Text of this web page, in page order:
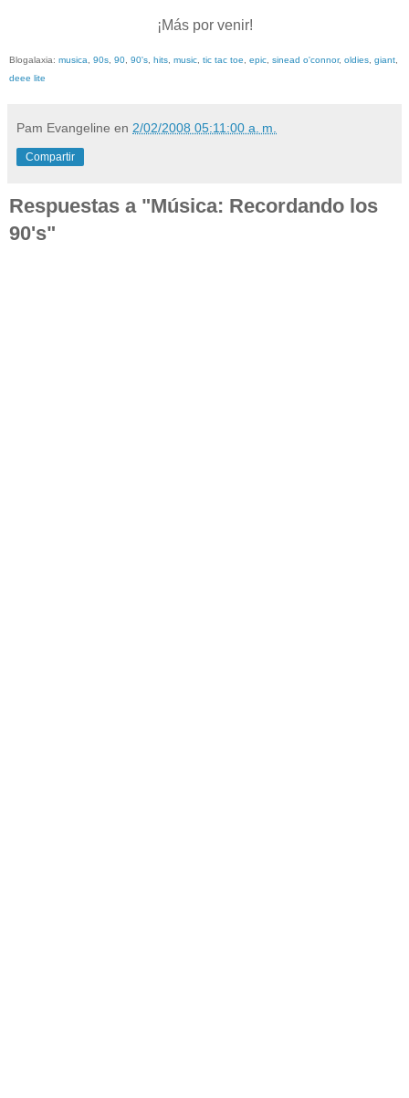
¡Más por venir!
Blogalaxia: musica 90s 90 90's hits music tic tac toe epic sinead o'connor, oldies giant
deee lite
Pam Evangeline en 2/02/2008 05:11:00 a. m.
Compartir
Respuestas a "Música: Recordando los
90's"